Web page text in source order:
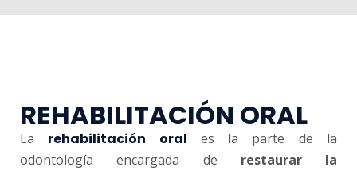
REHABILITACIÓN ORAL
La rehabilitación oral es la parte de la
odontología encargada de restaurar la